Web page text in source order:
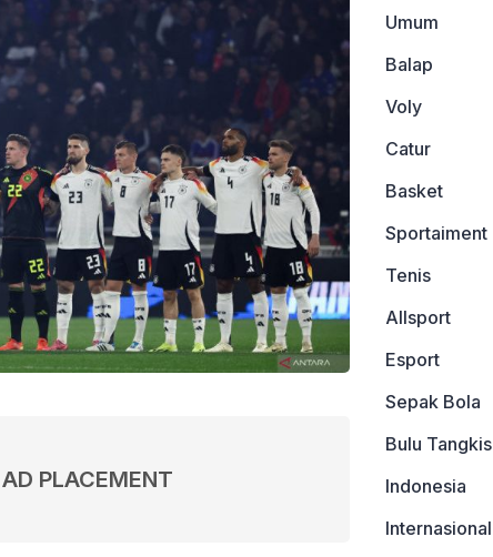
AD PLACEMENT
Umum
Balap
Voly
Catur
Basket
Sportaiment
Tenis
Allsport
Esport
Sepak Bola
Bulu Tangkis
Indonesia
Internasional